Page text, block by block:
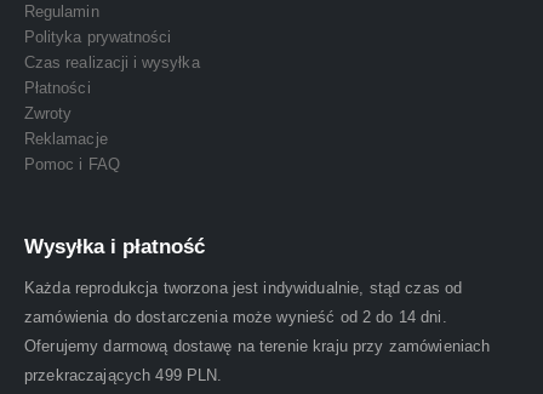
Regulamin
Polityka prywatności
Czas realizacji i wysyłka
Płatności
Zwroty
Reklamacje
Pomoc i FAQ
Wysyłka i płatność
Każda reprodukcja tworzona jest indywidualnie, stąd czas od
zamówienia do dostarczenia może wynieść od 2 do 14 dni.
Oferujemy darmową dostawę na terenie kraju przy zamówieniach
przekraczających 499 PLN.